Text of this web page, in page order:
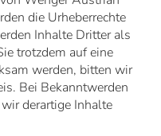
die Urheberrechte
Inhalte Dritter als
trotzdem auf eine
werden, bitten wir
Bei Bekanntwerden
derartige Inhalte